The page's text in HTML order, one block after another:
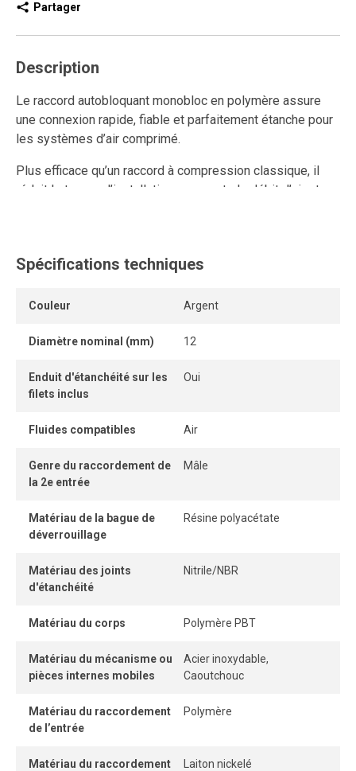
Partager
Description
Le raccord autobloquant monobloc en polymère assure
une connexion rapide, fiable et parfaitement étanche pour
les systèmes d’air comprimé.
Plus efficace qu’un raccord à compression classique, il
réduit le temps d’installation, augmente le débit d’air et
aux connexions et déconnexions répétées, tout en
L’anneau de dégagement permet de retirer le tube
autobloquant sans pièce détachable offre une connexion
Une fois le tube correctement inséré, la connexion
Spécifications techniques
Couleur Argent
Diamètre nominal (mm) 12
Enduit d'étanchéité sur les
filets inclus
Oui
Fluides compatibles Air
Genre du raccordement de
la 2e entrée
Mâle
Matériau de la bague de
déverrouillage
Résine polyacétate
Matériau des joints
d'étanchéité
Nitrile/NBR
Matériau du corps Polymère PBT
Matériau du mécanisme ou
pièces internes mobiles
Acier inoxydable,
Caoutchouc
Matériau du raccordement
de l’entrée
Polymère
Matériau du raccordement
Laiton nickelé